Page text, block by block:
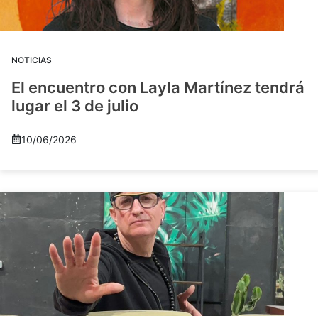
NOTICIAS
El encuentro con Layla Martínez tendrá
lugar el 3 de julio
10/06/2026